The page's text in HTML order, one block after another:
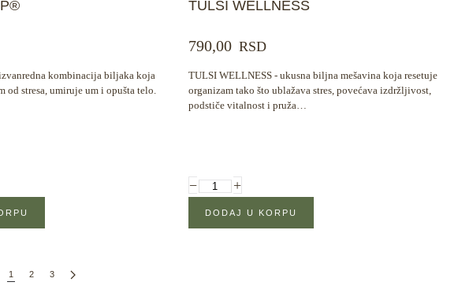
kombinacija biljaka koja
od stresa, umiruje um i opušta telo.
TULSI WELLNESS
790,00 RSD
TULSI WELLNESS - ukusna biljna mešavina koja resetuje
organizam tako što ublažava stres, povećava izdržljivost,
podstiče vitalnost i pruža…
− +
1 2 3